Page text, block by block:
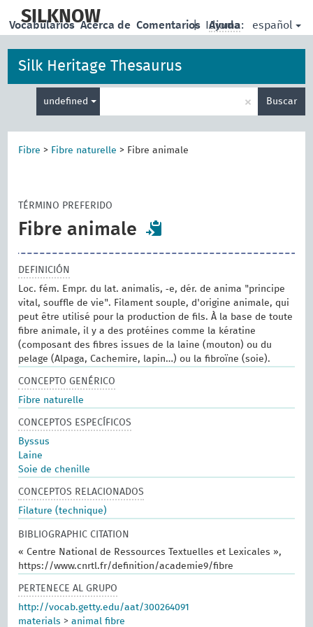
main
SILKNOW | Idioma: español
Vocabularios Acerca de Comentarios Ayuda
Silk Heritage Thesaurus
undefined × Buscar
Fibre > Fibre naturelle > Fibre animale
TÉRMINO PREFERIDO
Fibre animale
DEFINICIÓN
Loc. fém. Empr. du lat. animalis, ‑e, dér. de anima "principe
vital, souffle de vie". Filament souple, d'origine animale, qui
peut être utilisé pour la production de fils. À la base de toute
fibre animale, il y a des protéines comme la kératine
(composant des fibres issues de la laine (mouton) ou du
pelage (Alpaga, Cachemire, lapin…) ou la fibroïne (soie).
CONCEPTO GENÉRICO
Fibre naturelle
CONCEPTOS ESPECÍFICOS
Byssus
Laine
Soie de chenille
CONCEPTOS RELACIONADOS
Filature (technique)
BIBLIOGRAPHIC CITATION
« Centre National de Ressources Textuelles et Lexicales »,
https://www.cnrtl.fr/definition/academie9/fibre
PERTENECE AL GRUPO
http://vocab.getty.edu/aat/300264091
materials >animal fibre